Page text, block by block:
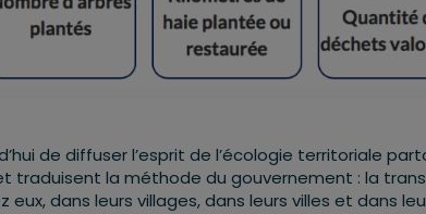
de diffuser l’esprit de l’écologie territoriale
traduisent la méthode du gouvernement : la
dans leurs villages, dans leurs villes et dans